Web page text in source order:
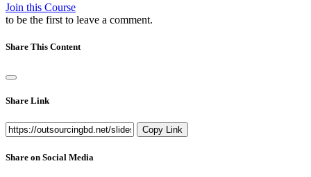
Join this Course
to be the first to leave a comment.
Share This Content
Share Link
Copy Link
Share on Social Media